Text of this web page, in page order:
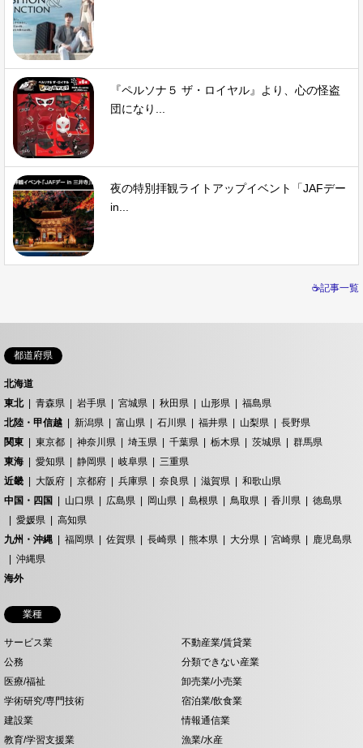
『ペルソナ５ ザ・ロイヤル』より、心の怪盗
団になり...
夜の特別拝観ライトアップイベント「JAFデー
in...
☕記事一覧
都道府県
北海道
東北
青森県 岩手県 宮城県 秋田県 山形県
福島県
北陸・甲信越
新潟県 富山県 石川県 福井県 山梨県
長野県
関東
東京都 神奈川県 埼玉県 千葉県 栃木県 茨城県
群馬県
東海
愛知県 静岡県 岐阜県
三重県
近畿
大阪府 京都府 兵庫県 奈良県 滋賀県
和歌山県
中国・四国
山口県 広島県 岡山県 島根県 鳥取県 香川県
徳島県
愛媛県
高知県
九州・沖縄
福岡県 佐賀県 長崎県 熊本県 大分県 宮崎県
鹿児島県
沖縄県
海外
業種
サービス業
不動産業/賃貸業
公務
分類できない産業
医療/福祉
卸売業/小売業
学術研究/専門技術
宿泊業/飲食業
建設業
情報通信業
教育/学習支援業
漁業/水産